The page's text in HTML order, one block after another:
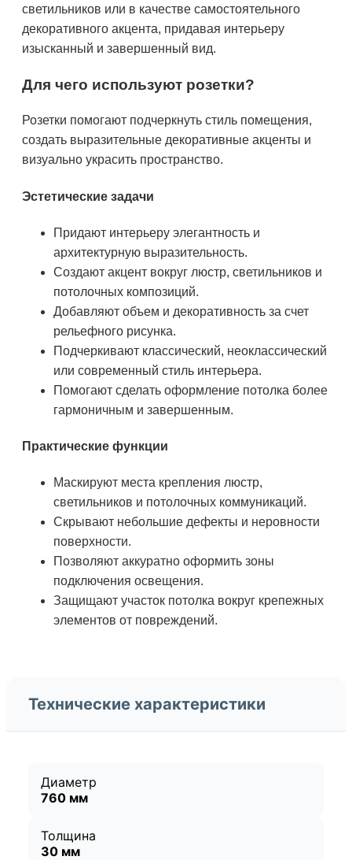
светильников или в качестве самостоятельного
декоративного акцента, придавая интерьеру
изысканный и завершенный вид.
Для чего используют розетки?
Розетки помогают подчеркнуть стиль помещения,
создать выразительные декоративные акценты и
визуально украсить пространство.
Эстетические задачи
Придают интерьеру элегантность и
архитектурную выразительность.
Создают акцент вокруг люстр, светильников и
потолочных композиций.
Добавляют объем и декоративность за счет
рельефного рисунка.
Подчеркивают классический, неоклассический
или современный стиль интерьера.
Помогают сделать оформление потолка более
гармоничным и завершенным.
Практические функции
Маскируют места крепления люстр,
светильников и потолочных коммуникаций.
Скрывают небольшие дефекты и неровности
поверхности.
Позволяют аккуратно оформить зоны
подключения освещения.
Защищают участок потолка вокруг крепежных
элементов от повреждений.
Технические характеристики
Диаметр
760 мм
Толщина
30 мм